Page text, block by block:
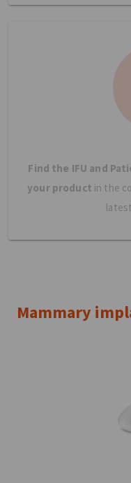
Find the IFU and
your product in the
Mammary